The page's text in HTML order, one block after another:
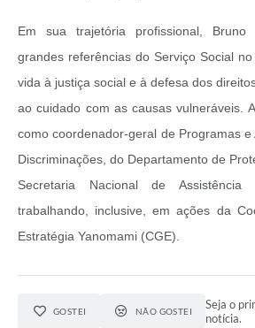
Em sua trajetória profissional,
grandes referências do Serviço Social
vida à justiça social e à defesa dos
ao cuidado com as causas vulneráveis.
como coordenador-geral de Programas
Discriminações, do Departamento de
Secretaria Nacional de Assistência
trabalhando, inclusive, em ações da
Estratégia Yanomami (CGE).
GOSTEI NÃO GOSTEI
Seja o
notícia.